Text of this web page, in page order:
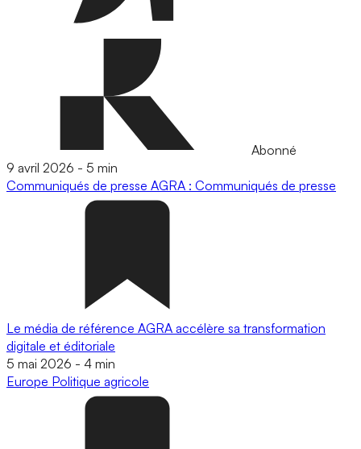
Abonné
9 avril 2026 - 5 min
Communiqués de presse AGRA : Communiqués de presse
Le média de référence AGRA accélère sa transformation
digitale et éditoriale
5 mai 2026 - 4 min
Europe Politique agricole